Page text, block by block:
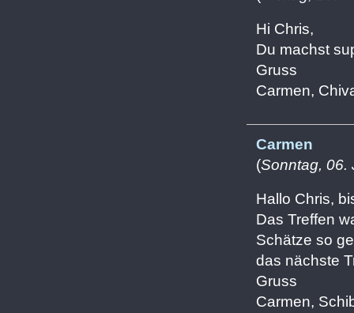
Hi Chris,
Du machst
Gruss
Carmen,
Carmen
(Sonntag, 06.
Hallo Chris,
Das Treffen
Schätze so
das nächste
Gruss
Carmen,